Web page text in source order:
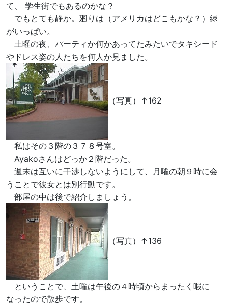
て、 学生街でもあるのかな？
でもとても静か。廻りは（アメリカはどこもかな？）緑
がいっぱい。
土曜の夜、パーティか何かあってたみたいでタキシード
やドレス姿の人たちを何人か見ました。
（写真）↑162
私はその３階の３７８号室。
Ayakoさんはどっか２階だった。
週末は互いに干渉しないようにして、月曜の朝９時に会
うことで彼女とは別行動です。
部屋の中は後で紹介しましょう。
（写真）↑136
ということで、土曜は午後の４時頃からまったく暇に
なったので散歩です。